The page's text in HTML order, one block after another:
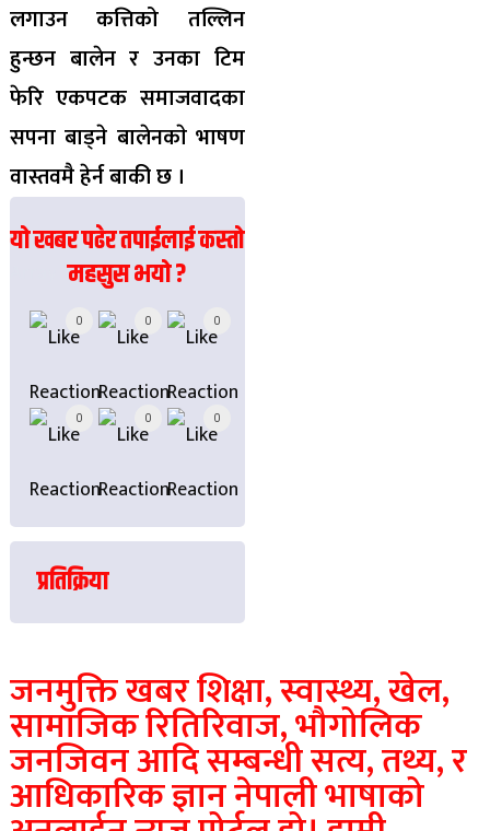
लगाउन कत्तिको तल्लिन
हुन्छन बालेन र उनका टिम
फेरि एकपटक समाजवादका
सपना बाड्ने बालेनकाे भाषण
वास्तवमै हेर्न बाकी छ ।
यो खबर पढेर तपाईलाई कस्तो
महसुस भयो ?
0 0 0
0 0 0
प्रतिक्रिया
जनमुक्ति खबर शिक्षा, स्वास्थ्य, खेल,
सामाजिक रितिरिवाज, भौगोलिक
जनजिवन आदि सम्बन्धी सत्य, तथ्य, र
आधिकारिक ज्ञान नेपाली भाषाको